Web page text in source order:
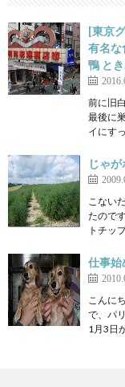
[東京
有名な
鴨 とき
前に旧
最後に
イにす
じゃ
こない
たので
トチッ
仕事始
こんに
で、パ
1月3日